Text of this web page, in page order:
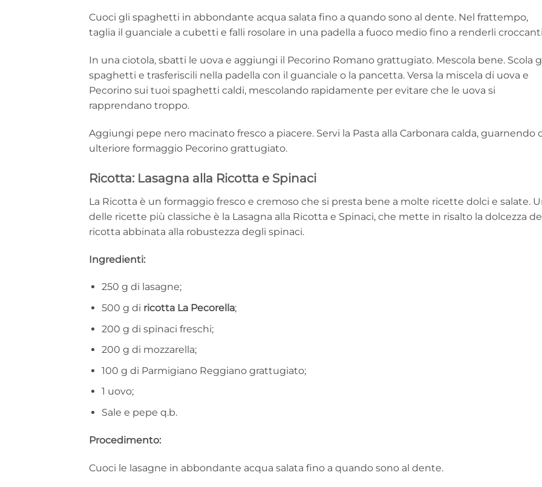
Cuoci gli spaghetti in abbondante acqua salata fino a quando sono al dente. Nel frattempo,
taglia il guanciale a cubetti e falli rosolare in una padella a fuoco medio fino a renderli
In una ciotola, sbatti le uova e aggiungi il Pecorino Romano grattugiato. Mescola bene. Scola
spaghetti e trasferiscili nella padella con il guanciale o la pancetta. Versa la miscela di uova e
Pecorino sui tuoi spaghetti caldi, mescolando rapidamente per evitare che le uova si
rapprendano troppo.
Aggiungi pepe nero macinato fresco a piacere. Servi la Pasta alla Carbonara calda, guarnendo
ulteriore formaggio Pecorino grattugiato.
Ricotta: Lasagna alla Ricotta e Spinaci
La Ricotta è un formaggio fresco e cremoso che si presta bene a molte ricette dolci e salate.
delle ricette più classiche è la Lasagna alla Ricotta e Spinaci, che mette in risalto la dolcezza
ricotta abbinata alla robustezza degli spinaci.
Ingredienti:
250 g di lasagne;
500 g di ricotta La Pecorella;
200 g di spinaci freschi;
200 g di mozzarella;
100 g di Parmigiano Reggiano grattugiato;
1 uovo;
Sale e pepe q.b.
Procedimento:
Cuoci le lasagne in abbondante acqua salata fino a quando sono al dente.